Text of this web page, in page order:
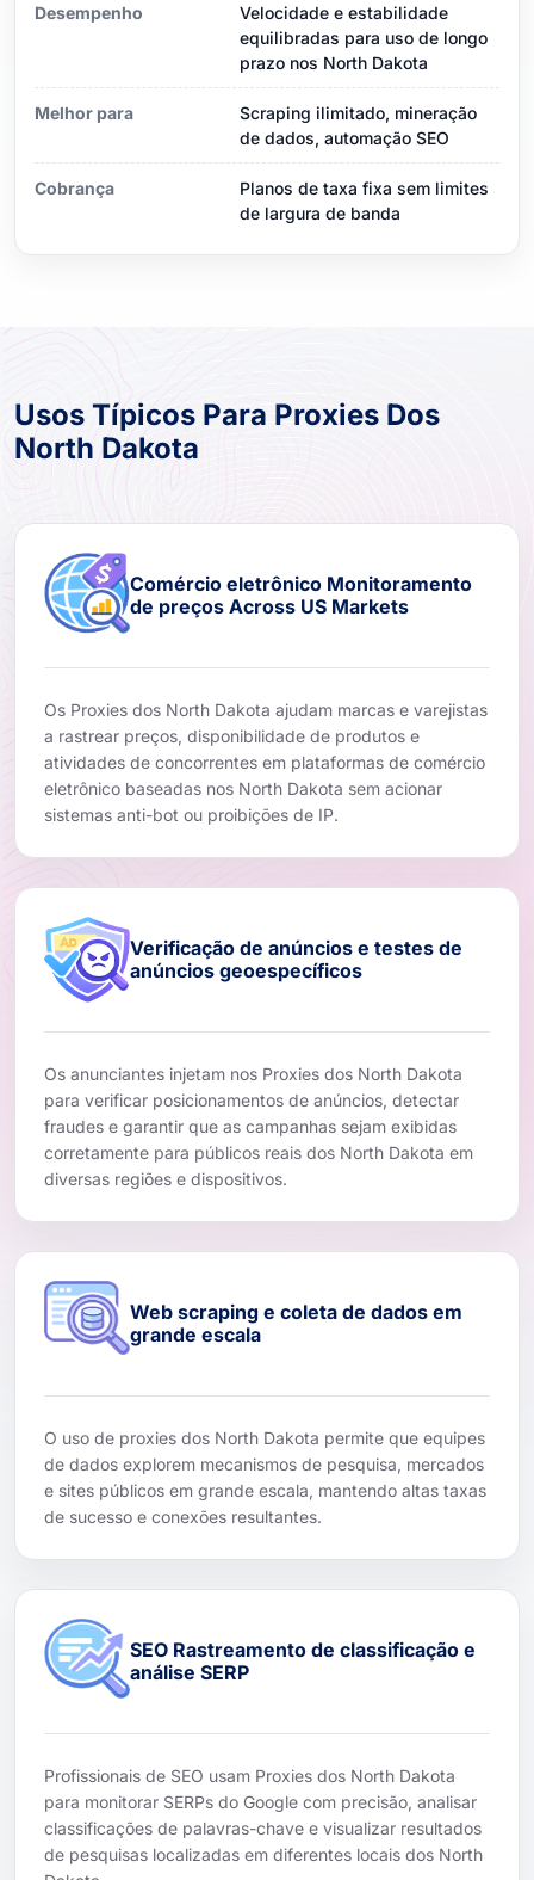
Desempenho
Velocidade e estabilidade
equilibradas para uso de longo
prazo nos North Dakota
Melhor para
Scraping ilimitado, mineração
de dados, automação SEO
Cobrança
Planos de taxa fixa sem limites
de largura de banda
Usos Típicos Para Proxies Dos
North Dakota
Comércio eletrônico Monitoramento
de preços Across US Markets
Os Proxies dos North Dakota ajudam marcas e varejistas
a rastrear preços, disponibilidade de produtos e
atividades de concorrentes em plataformas de comércio
eletrônico baseadas nos North Dakota sem acionar
sistemas anti-bot ou proibições de IP.
Verificação de anúncios e testes de
anúncios geoespecíficos
Os anunciantes injetam nos Proxies dos North Dakota
para verificar posicionamentos de anúncios, detectar
fraudes e garantir que as campanhas sejam exibidas
corretamente para públicos reais dos North Dakota em
diversas regiões e dispositivos.
Web scraping e coleta de dados em
grande escala
O uso de proxies dos North Dakota permite que equipes
de dados explorem mecanismos de pesquisa, mercados
e sites públicos em grande escala, mantendo altas taxas
de sucesso e conexões resultantes.
SEO Rastreamento de classificação e
análise SERP
Profissionais de SEO usam Proxies dos North Dakota
para monitorar SERPs do Google com precisão, analisar
classificações de palavras-chave e visualizar resultados
de pesquisas localizadas em diferentes locais dos North